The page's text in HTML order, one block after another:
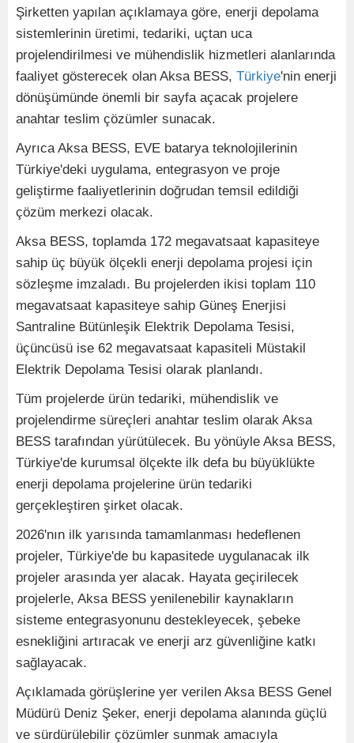
Şirketten yapılan açıklamaya göre, enerji depolama
sistemlerinin üretimi, tedariki, uçtan uca
projelendirilmesi ve mühendislik hizmetleri alanlarında
faaliyet gösterecek olan Aksa BESS, Türkiye'nin enerji
dönüşümünde önemli bir sayfa açacak projelere
anahtar teslim çözümler sunacak.
Ayrıca Aksa BESS, EVE batarya teknolojilerinin
Türkiye'deki uygulama, entegrasyon ve proje
geliştirme faaliyetlerinin doğrudan temsil edildiği
çözüm merkezi olacak.
Aksa BESS, toplamda 172 megavatsaat kapasiteye
sahip üç büyük ölçekli enerji depolama projesi için
sözleşme imzaladı. Bu projelerden ikisi toplam 110
megavatsaat kapasiteye sahip Güneş Enerjisi
Santraline Bütünleşik Elektrik Depolama Tesisi,
üçüncüsü ise 62 megavatsaat kapasiteli Müstakil
Elektrik Depolama Tesisi olarak planlandı.
Tüm projelerde ürün tedariki, mühendislik ve
projelendirme süreçleri anahtar teslim olarak Aksa
BESS tarafından yürütülecek. Bu yönüyle Aksa BESS,
Türkiye'de kurumsal ölçekte ilk defa bu büyüklükte
enerji depolama projelerine ürün tedariki
gerçekleştiren şirket olacak.
2026'nın ilk yarısında tamamlanması hedeflenen
projeler, Türkiye'de bu kapasitede uygulanacak ilk
projeler arasında yer alacak. Hayata geçirilecek
projelerle, Aksa BESS yenilenebilir kaynakların
sisteme entegrasyonunu destekleyecek, şebeke
esnekliğini artıracak ve enerji arz güvenliğine katkı
sağlayacak.
Açıklamada görüşlerine yer verilen Aksa BESS Genel
Müdürü Deniz Şeker, enerji depolama alanında güçlü
ve sürdürülebilir çözümler sunmak amacıyla